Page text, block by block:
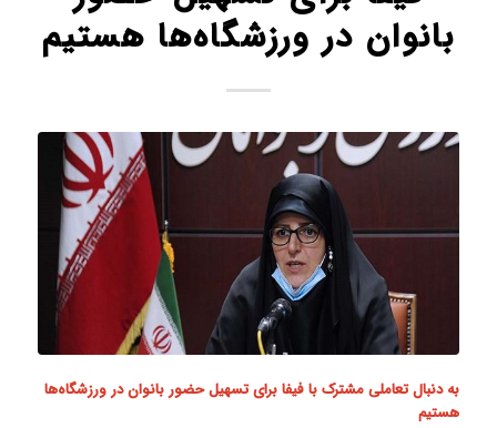
بانوان در ورزشگاه‌ها هستیم
به دنبال تعاملی مشترک با فیفا برای تسهیل حضور بانوان در ورزشگاه‌ها
هستیم